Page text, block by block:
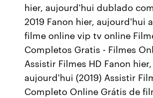
hier, aujourd'hui dublado
2019 Fanon hier, aujourd'hui
filme online vip tv online
Completos Gratis - Filmes
Assistir Filmes HD Fanon hier,
aujourd'hui (2019) Assistir
Completo Online Grátis de